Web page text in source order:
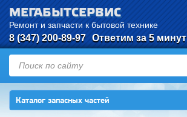
МЕГАБЫТСЕРВИС
Ремонт и запчасти к бытовой технике
8 (347) 200-89-97 Ответим за 5 минут
Каталог запасных частей